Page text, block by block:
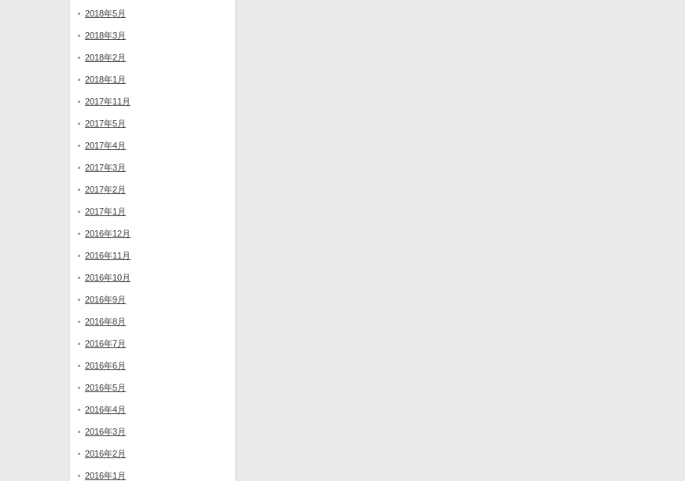
2018年5月
2018年3月
2018年2月
2018年1月
2017年11月
2017年5月
2017年4月
2017年3月
2017年2月
2017年1月
2016年12月
2016年11月
2016年10月
2016年9月
2016年8月
2016年7月
2016年6月
2016年5月
2016年4月
2016年3月
2016年2月
2016年1月